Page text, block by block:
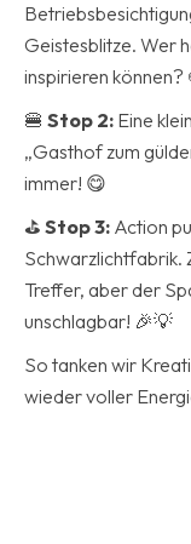
Geistesblitze. Wer
inspirieren
🍔 Stop 2: Eine
„Gasthof zum
immer! 😋
⛳ Stop 3: Action
Schwarzlichtfabrik.
Treffer, aber der
unschlagbar! 🎉💡
So tanken wir
wieder voller